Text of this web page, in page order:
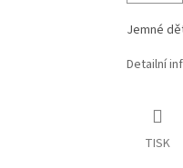
Jemné
Detailní
TISK